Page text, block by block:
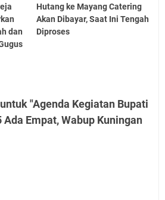
dan
Hutang ke Mayang Catering
Akan Dibayar, Saat Ini Tengah
Diproses
"Agenda Kegiatan Bupati
Empat, Wabup Kuningan